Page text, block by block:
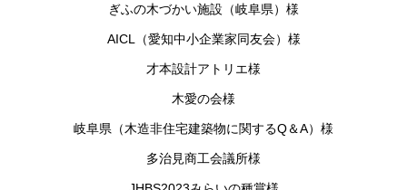
ぎふの木づかい施設（岐阜県）様
AICL（愛知中小企業家同友会）様
才本設計アトリエ様
木愛の会様
岐阜県（木造非住宅建築物に関するQ＆A）様
多治見商工会議所様